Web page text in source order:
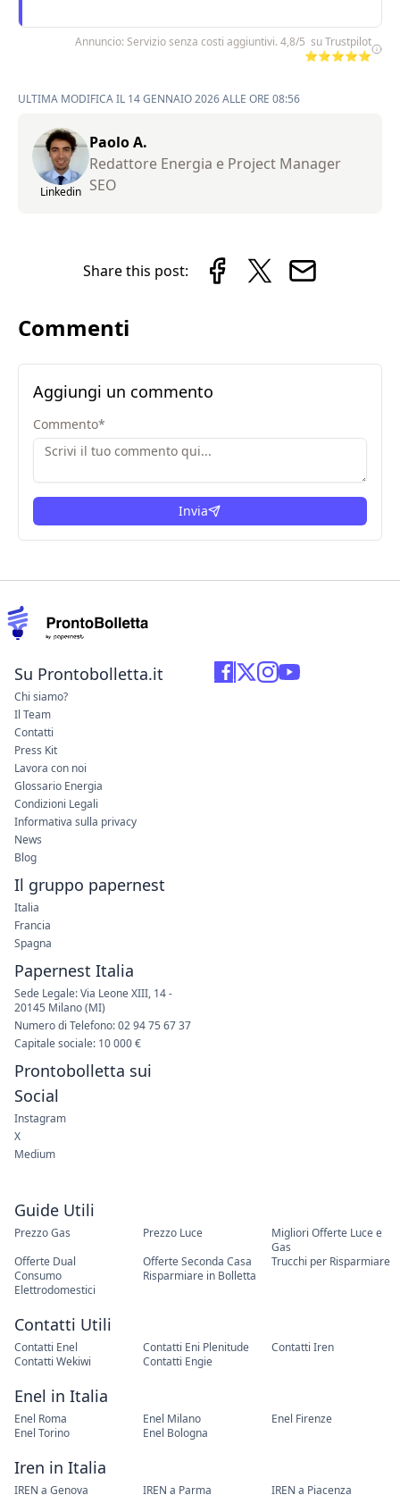
Annuncio: Servizio senza costi aggiuntivi. 4,8/5 su Trustpilot
⭐⭐⭐⭐⭐
ULTIMA MODIFICA IL 14 GENNAIO 2026 ALLE ORE 08:56
Linkedin
Paolo A.
Redattore Energia e Project Manager
SEO
Share this post:
Commenti
Aggiungi un commento
Commento*
Invia
Guide Utili
Prezzo Gas Prezzo Luce
Migliori Offerte Luce e
Gas
Offerte Dual
Offerte Seconda Casa
Trucchi per Risparmiare
Consumo
Elettrodomestici
Risparmiare in Bolletta
Contatti Utili
Contatti Enel Contatti Eni Plenitude
Contatti Iren
Contatti Wekiwi
Contatti Engie
Enel in Italia
Enel Roma Enel Milano
Enel Firenze
Enel Torino
Enel Bologna
Iren in Italia
IREN a Genova IREN a Parma IREN a Piacenza
Su Prontobolletta.it
Chi siamo?
Il Team
Contatti
Press Kit
Lavora con noi
Glossario Energia
Condizioni Legali
Informativa sulla privacy
News
Blog
Il gruppo papernest
Italia
Francia
Spagna
Papernest Italia
Sede Legale: Via Leone XIII, 14 -
20145 Milano (MI)
Numero di Telefono: 02 94 75 67 37
Capitale sociale: 10 000 €
Prontobolletta sui
Social
Instagram
X
Medium